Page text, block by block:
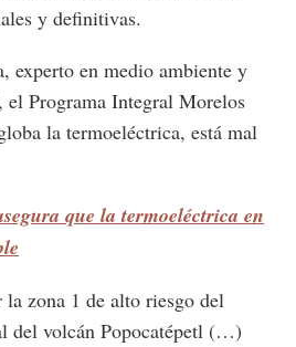
y definitivas.
experto en medio ambiente y
Programa Integral Morelos
la termoeléctrica, está mal
que la termoeléctrica en
la zona 1 de alto riesgo del
del volcán Popocatépetl (…)